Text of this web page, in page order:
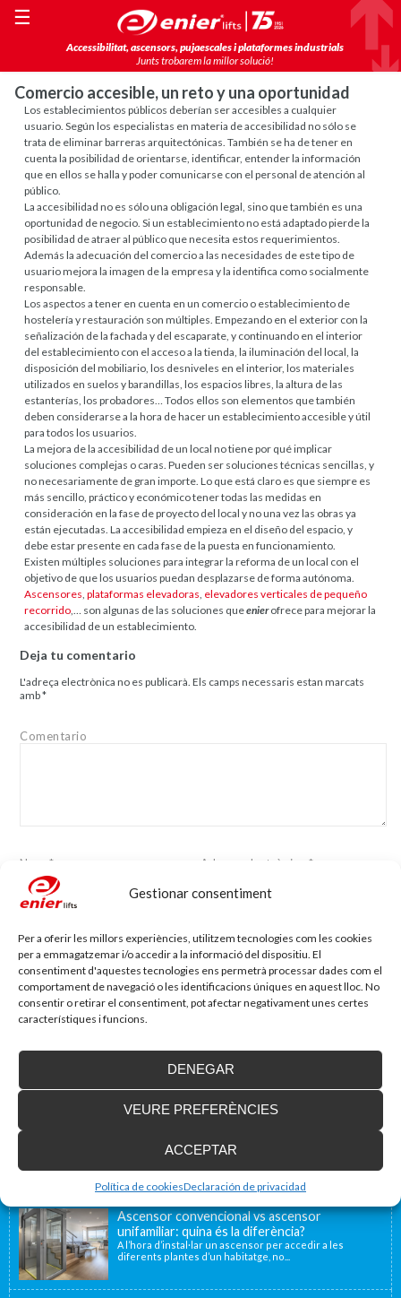
Gestionar consentiment
Per a oferir les millors experiències, utilitzem tecnologies com les cookies
per a emmagatzemar i/o accedir a la informació del dispositiu. El
consentiment d'aquestes tecnologies ens permetrà processar dades com el
comportament de navegació o les identificacions úniques en aquest lloc. No
consentir o retirar el consentiment, pot afectar negativament unes certes
característiques i funcions.
ACCEPTAR
DENEGAR
VEURE PREFERÈNCIES
Política de cookiesDeclaración de privacidad
Accessibilitat, ascensors, pujaescales i plataformes industrials
Junts trobarem la millor solució!
☰
Comercio accesible, un reto y una oportunidad
Los establecimientos públicos deberían ser accesibles a cualquier
usuario. Según los especialistas en materia de accesibilidad no sólo se
trata de eliminar barreras arquitectónicas. También se ha de tener en
cuenta la posibilidad de orientarse, identificar, entender la información
que en ellos se halla y poder comunicarse con el personal de atención al
público.
La accesibilidad no es sólo una obligación legal, sino que también es una
oportunidad de negocio. Si un establecimiento no está adaptado pierde la
posibilidad de atraer al público que necesita estos requerimientos.
Además la adecuación del comercio a las necesidades de este tipo de
usuario mejora la imagen de la empresa y la identifica como socialmente
responsable.
Los aspectos a tener en cuenta en un comercio o establecimiento de
hostelería y restauración son múltiples. Empezando en el exterior con la
señalización de la fachada y del escaparate, y continuando en el interior
del establecimiento con el acceso a la tienda, la iluminación del local, la
disposición del mobiliario, los desniveles en el interior, los materiales
utilizados en suelos y barandillas, los espacios libres, la altura de las
estanterías, los probadores… Todos ellos son elementos que también
deben considerarse a la hora de hacer un establecimiento accesible y útil
para todos los usuarios.
La mejora de la accesibilidad de un local no tiene por qué implicar
soluciones complejas o caras. Pueden ser soluciones técnicas sencillas, y
no necesariamente de gran importe. Lo que está claro es que siempre es
más sencillo, práctico y económico tener todas las medidas en
consideración en la fase de proyecto del local y no una vez las obras ya
están ejecutadas. La accesibilidad empieza en el diseño del espacio, y
debe estar presente en cada fase de la puesta en funcionamiento.
Existen múltiples soluciones para integrar la reforma de un local con el
objetivo de que los usuarios puedan desplazarse de forma autónoma.
Ascensores,plataformas elevadoras, elevadores verticales de pequeño
recorrido,… son algunas de las soluciones queenierofrece para mejorar la
accesibilidad de un establecimiento.
Deja tu comentario
L'adreça electrònica no es publicarà. Els camps necessaris estan marcats
amb*
Comentario
Nom* Adreça electrònica*
Lloc web
Blog d'accessibilitat
València a una nova ubicació...
Ascensor convencional vs ascensor
unifamiliar: quina és la diferència?
A l’hora d’instal·lar un ascensor per accedir a les
diferents plantes d’un habitatge, no...